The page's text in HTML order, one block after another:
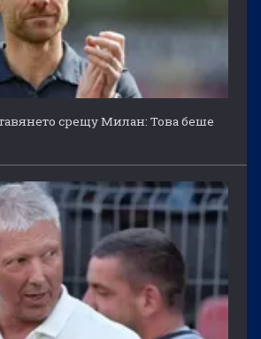
срещу Милан: Това беше